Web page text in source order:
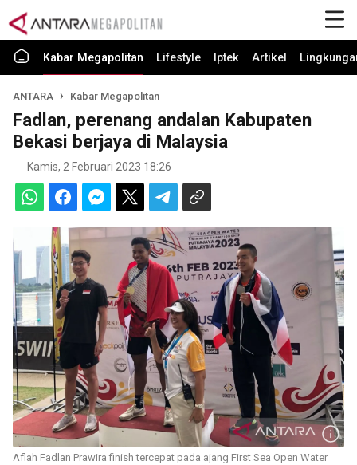
Kabar Megapolitan Lifestyle Iptek Artikel
ANTARA Kabar Megapolitan
Fadlan, perenang andalan Kabupaten
Bekasi berjaya di Malaysia
Kamis, 2 Februari 2023 18:26
Aflah Fadlan Prawira finish tercepat pada ajang First Sea Open Water